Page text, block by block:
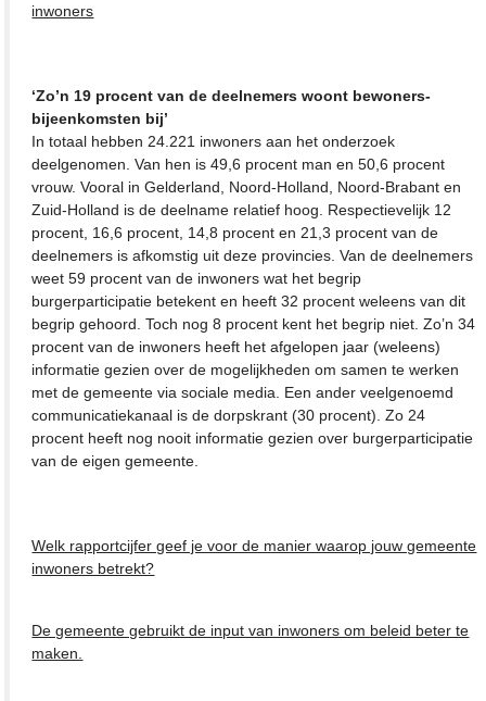
inwoners
‘Zo’n 19 procent van de deelnemers woont bewoners-
bijeenkomsten bij’
In totaal hebben 24.221 inwoners aan het onderzoek
deelgenomen. Van hen is 49,6 procent man en 50,6 procent
vrouw. Vooral in Gelderland, Noord-Holland, Noord-Brabant en
Zuid-Holland is de deelname relatief hoog. Respectievelijk 12
procent, 16,6 procent, 14,8 procent en 21,3 procent van de
deelnemers is afkomstig uit deze provincies. Van de deelnemers
weet 59 procent van de inwoners wat het begrip
burgerparticipatie betekent en heeft 32 procent weleens van dit
begrip gehoord. Toch nog 8 procent kent het begrip niet. Zo’n 34
procent van de inwoners heeft het afgelopen jaar (weleens)
informatie gezien over de mogelijkheden om samen te werken
met de gemeente via sociale media. Een ander veelgenoemd
communicatiekanaal is de dorpskrant (30 procent). Zo 24
procent heeft nog nooit informatie gezien over burgerparticipatie
van de eigen gemeente.
Welk rapportcijfer geef je voor de manier waarop jouw gemeente
inwoners betrekt?
De gemeente gebruikt de input van inwoners om beleid beter te
maken.